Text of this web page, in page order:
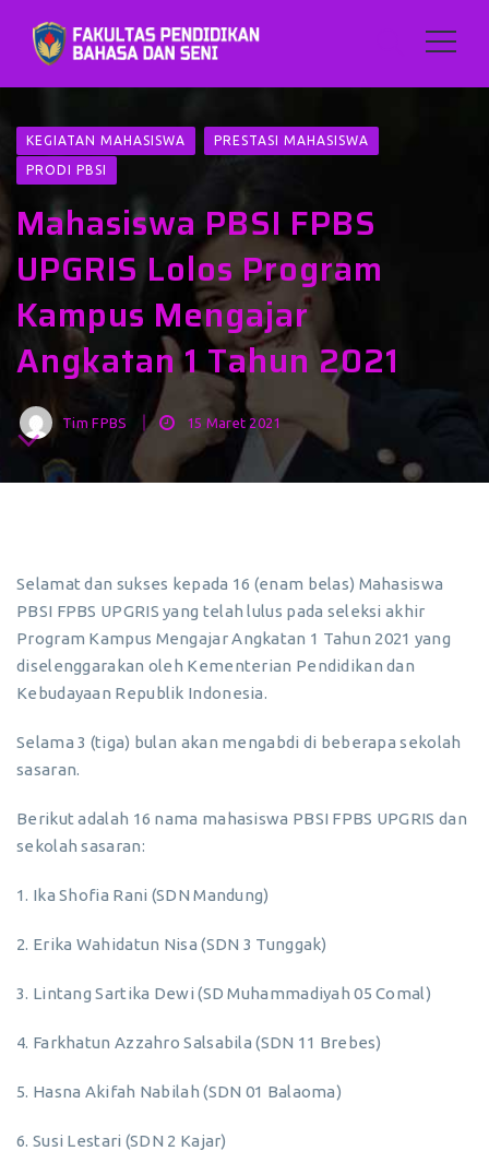
KEGIATAN MAHASISWA PRESTASI MAHASISWA
PRODI PBSI
Mahasiswa PBSI FPBS
UPGRIS Lolos Program
Kampus Mengajar
Angkatan 1 Tahun 2021
Tim FPBS 15 Maret 2021
Selamat dan sukses kepada 16 (enam belas) Mahasiswa
PBSI FPBS UPGRIS yang telah lulus pada seleksi akhir
Program Kampus Mengajar Angkatan 1 Tahun 2021 yang
diselenggarakan oleh Kementerian Pendidikan dan
Kebudayaan Republik Indonesia.
Selama 3 (tiga) bulan akan mengabdi di beberapa sekolah
sasaran.
Berikut adalah 16 nama mahasiswa PBSI FPBS UPGRIS dan
sekolah sasaran:
1. Ika Shofia Rani (SDN Mandung)
2. Erika Wahidatun Nisa (SDN 3 Tunggak)
3. Lintang Sartika Dewi (SD Muhammadiyah 05 Comal)
4. Farkhatun Azzahro Salsabila (SDN 11 Brebes)
5. Hasna Akifah Nabilah (SDN 01 Balaoma)
6. Susi Lestari (SDN 2 Kajar)